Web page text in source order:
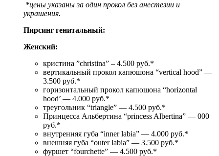
*цены указаны за один прокол без анестезии и
украшения.
Пирсинг генитальный:
Женский:
кристина ”christina” – 4.500 руб.*
вертикальный прокол капюшона “vertical hood” —
3.500 руб.*
горизонтальный прокол капюшона “horizontal
hood’ — 4.000 руб.*
треугольник “triangle” — 4.500 руб.*
Принцесса Альбертина “princess Albertina” — 000
руб.*
внутренняя губа “inner labia” — 4.000 руб.*
внешняя губа “outer labia” — 3.500 руб.*
фуршет “fourchette” — 4.500 руб.*